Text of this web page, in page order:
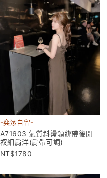
-奕潔自留-
A71603 氣質斜盪領綁帶後開
衩細肩洋(肩帶可調)
1780